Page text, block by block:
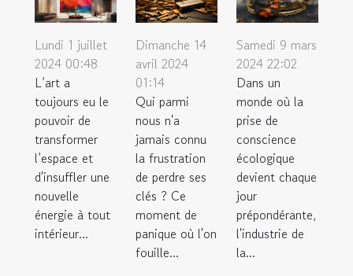
Lundi 1 juillet
2024 00:48
L’art a
toujours eu le
pouvoir de
transformer
l’espace et
d'insuffler une
nouvelle
énergie à tout
intérieur...
Dimanche 14
avril 2024
01:14
Qui parmi
nous n'a
jamais connu
la frustration
de perdre ses
clés ? Ce
moment de
panique où l'on
fouille...
Samedi 9 mars
2024 22:02
Dans un
monde où la
prise de
conscience
écologique
devient chaque
jour
prépondérante,
l'industrie de
la...